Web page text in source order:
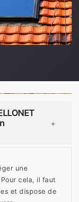
+
une
cela, il faut
et dispose de